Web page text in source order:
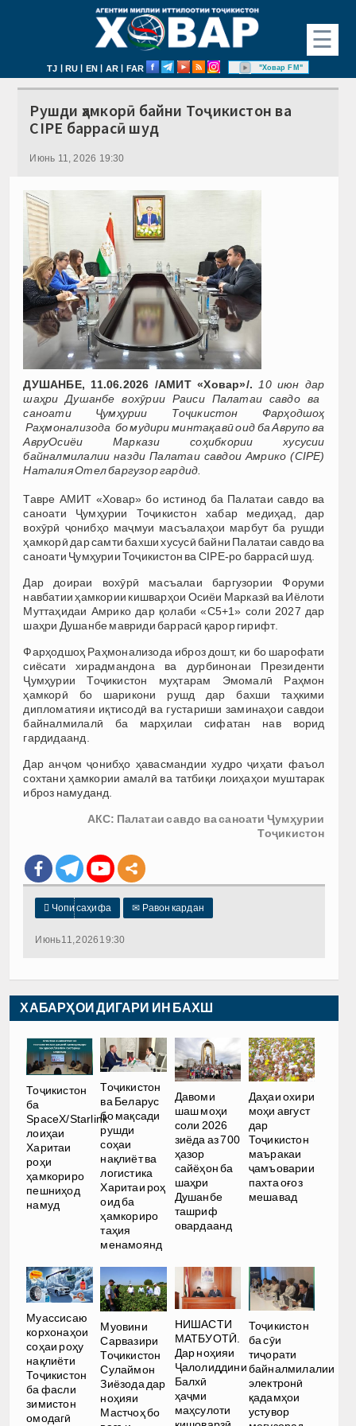
☰
TJ | RU | EN | AR | FAR "Ховар FM"
Рушди ҳамкорӣ байни Тоҷикистон ва
CIPE баррасӣ шуд
Июнь 11, 2026 19:30
ДУШАНБЕ, 11.06.2026 /АМИТ «Ховар»/.
10 июн дар
шаҳриДушанбе вохӯрии Раиси Палатаи савдо ва
саноати Ҷумҳурии Тоҷикистон Фарҳодшоҳ
Раҳмонализода бомудири минтақавӣ оид ба Аврупо ва
АвруОсиёи Маркази соҳибкории хусусии
байналмилалии назди Палатаи савдои Амрико (CIPE)
Наталия Отел баргузор гардид.
Тавре АМИТ «Ховар» бо истинод ба Палатаи савдо ва
саноати Ҷумҳурии Тоҷикистон хабар медиҳад,
дар
вохӯрӣ ҷонибҳо маҷмуи масъалаҳои марбут ба рушди
ҳамкорӣ дар самти бахши хусусӣ байни Палатаи савдо ва
саноати Ҷумҳурии Тоҷикистон ва CIPE-робаррасӣ шуд
Дар доираи вохӯрӣ масъалаи баргузории Форуми
навбатии ҳамкории кишварҳои Осиёи Марказӣ ва Иёлоти
Муттаҳидаи Амрико дар қолаби «С5+1» соли 2027 дар
шаҳри Душанбе мавриди баррасӣ қарор гирифт.
Фарҳодшоҳ Раҳмонализода иброз дошт, ки бо шарофати
сиёсати хирадмандона ва дурбинонаи Президенти
Ҷумҳурии Тоҷикистон муҳтарам Эмомалӣ Раҳмон
ҳамкорӣ бо шарикони рушд дар бахши таҳкими
дипломатияи иқтисодӣ ва густариши заминаҳои савдои
байналмилалӣ ба марҳилаи сифатан нав ворид
гардидаанд.
Дар анҷом ҷонибҳо ҳавасмандии худро ҷиҳати фаъол
сохтани ҳамкории амалӣ ва татбиқи лоиҳаҳои муштарак
иброз намуданд.
АКС: Палатаи савдо ва саноати Ҷумҳурии
Тоҷикистон
 Чопи саҳифа ✉ Равон кардан
Июнь 11, 2026 19:30
ХАБАРҲОИ ДИГАРИ ИН БАХШ
Тоҷикистон
ба
SpaceX/Starlink
лоиҳаи
Харитаи
роҳи
ҳамкориро
пешниҳод
намуд
Тоҷикистон
ва Беларус
бо мақсади
рушди
соҳаи
нақлиёт ва
логистика
Харитаи роҳ
оид ба
ҳамкориро
таҳия
менамоянд
Давоми
шаш моҳи
соли 2026
зиёда аз 700
ҳазор
сайёҳон ба
шаҳри
Душанбе
ташриф
овардаанд
Даҳаи охири
моҳи август
дар
Тоҷикистон
маъракаи
ҷамъоварии
пахта оғоз
мешавад
Муассисаю
корхонаҳои
соҳаи роҳу
нақлиёти
Тоҷикистон
ба фасли
зимистон
омодагӣ
Муовини
Сарвазири
Тоҷикистон
Сулаймон
Зиёзода дар
ноҳияи
Мастчоҳ бо
НИШАСТИ
МАТБУОТӢ.
Дар ноҳияи
Ҷалолиддини
Балхӣ
ҳаҷми
маҳсулоти
Тоҷикистон
ба сӯи
тиҷорати
байналмилалии
электронӣ
қадамҳои
устувор